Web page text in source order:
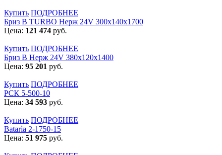
Купить ПОДРОБНЕЕ
Бриз В TURBO Нерж 24V 300х140х1700
Цена: 121 474 руб.
Купить ПОДРОБНЕЕ
Бриз В Нерж 24V 380x120x1400
Цена: 95 201 руб.
Купить ПОДРОБНЕЕ
РСК 5-500-10
Цена: 34 593 руб.
Купить ПОДРОБНЕЕ
Batarìa 2-1750-15
Цена: 51 975 руб.